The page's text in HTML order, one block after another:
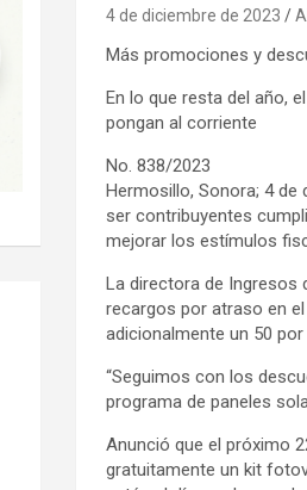
4 de diciembre de 2023
Más promociones y
En lo que resta del año,
pongan al corriente
No. 838/2023
Hermosillo, Sonora; 4 de
ser contribuyentes
mejorar los estímulos
La directora de Ingresos
recargos por atraso en
adicionalmente un 50
“Seguimos con los
programa de paneles
Anunció que el próximo
gratuitamente un kit